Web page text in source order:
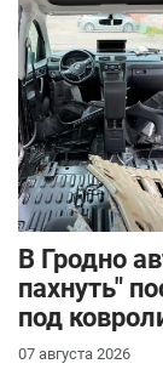
В Гродно
пахнуть"
под
07 августа 2026